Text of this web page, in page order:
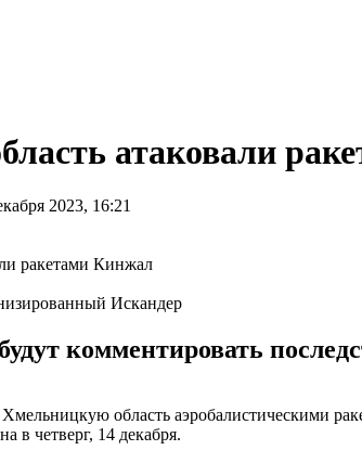
атаковали
2023, 16:21
Искандер
комментировать
область аэробалистическими
в четверг, 14 декабря.